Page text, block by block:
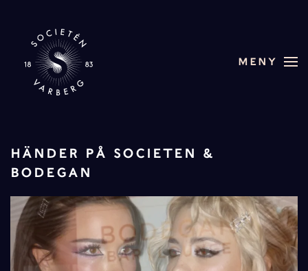
Skip to main content
MENY
HÄNDER PÅ SOCIETEN &
BODEGAN